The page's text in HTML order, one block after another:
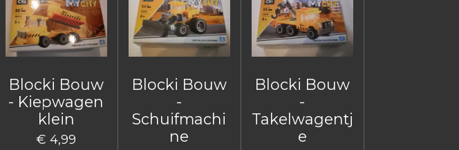
Blocki Bouw
- Kiepwagen
klein
€ 4,99
Blocki Bouw
-
Schuifmachi
ne
Blocki Bouw
-
Takelwagentj
e